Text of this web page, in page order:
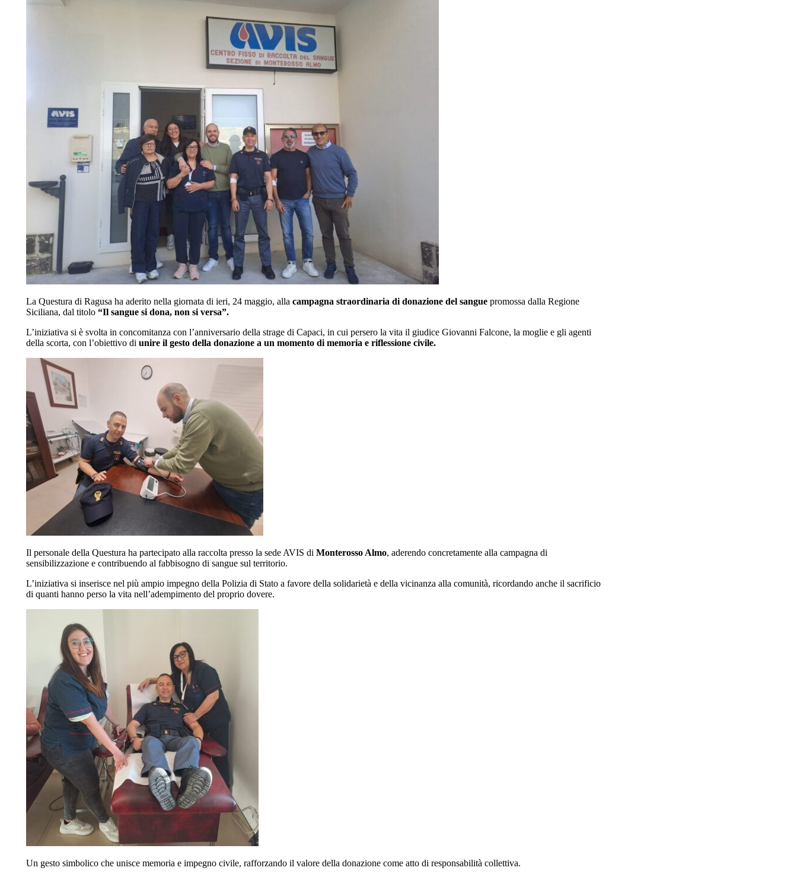
La Questura di Ragusa ha aderito nella giornata di ieri, 24 maggio, alla campagna straordinaria di donazione del sangue promossa dalla Regione
Siciliana, dal titolo “Il sangue si dona, non si versa”.
L’iniziativa si è svolta in concomitanza con l’anniversario della strage di Capaci, in cui persero la vita il giudice Giovanni Falcone, la moglie e gli agenti
della scorta, con l’obiettivo di unire il gesto della donazione a un momento di memoria e riflessione civile.
Il personale della Questura ha partecipato alla raccolta presso la sede AVIS di Monterosso Almo, aderendo concretamente alla campagna di
sensibilizzazione e contribuendo al fabbisogno di sangue sul territorio.
L’iniziativa si inserisce nel più ampio impegno della Polizia di Stato a favore della solidarietà e della vicinanza alla comunità, ricordando anche il sacrificio
di quanti hanno perso la vita nell’adempimento del proprio dovere.
Un gesto simbolico che unisce memoria e impegno civile, rafforzando il valore della donazione come atto di responsabilità collettiva.